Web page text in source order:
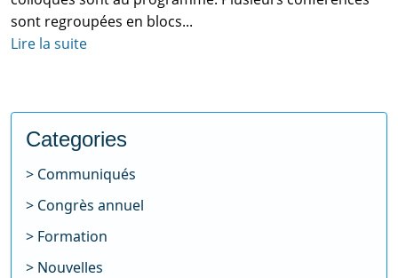
sont regroupées en blocs...
Lire la suite
Categories
Communiqués
Congrès annuel
Formation
Nouvelles